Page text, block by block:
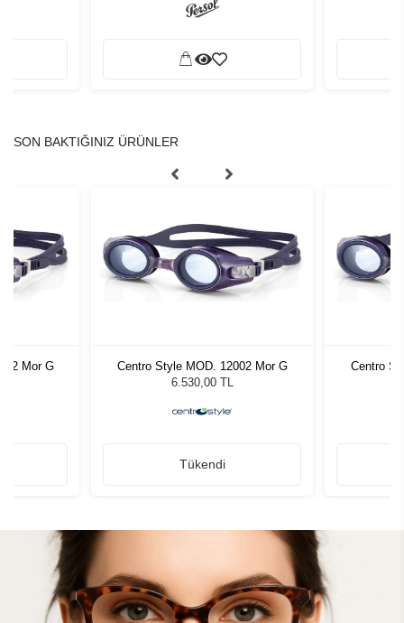
SON BAKTIĞINIZ ÜRÜNLER
Mor G
Centro Style MOD. 12002 Mor G
6.530,00 TL
Tükendi
Centro